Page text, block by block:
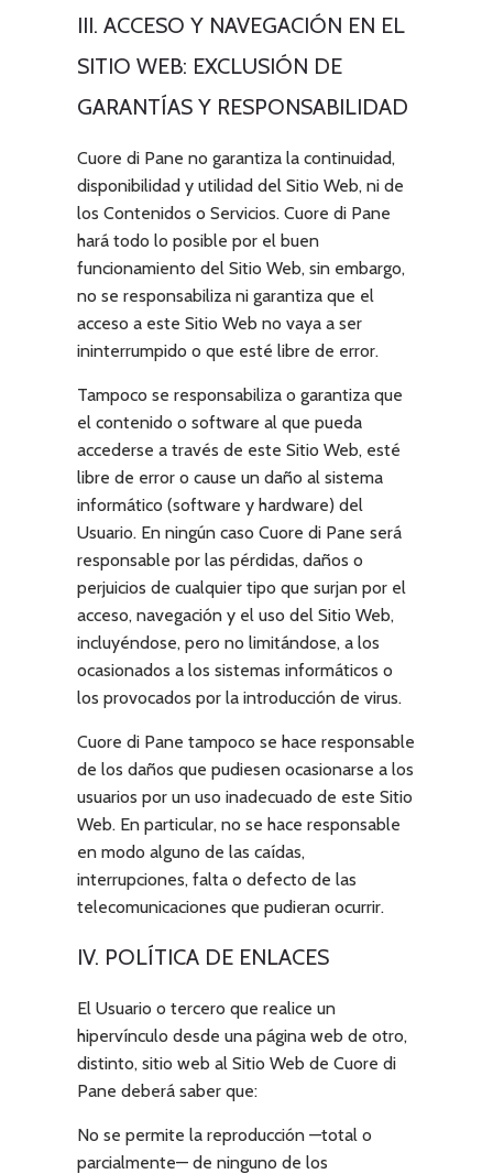
III. ACCESO Y NAVEGACIÓN EN EL
SITIO WEB: EXCLUSIÓN DE
GARANTÍAS Y RESPONSABILIDAD
Cuore di Pane no garantiza la continuidad,
disponibilidad y utilidad del Sitio Web, ni de
los Contenidos o Servicios. Cuore di Pane
hará todo lo posible por el buen
funcionamiento del Sitio Web, sin embargo,
no se responsabiliza ni garantiza que el
acceso a este Sitio Web no vaya a ser
ininterrumpido o que esté libre de error.
Tampoco se responsabiliza o garantiza que
el contenido o software al que pueda
accederse a través de este Sitio Web, esté
libre de error o cause un daño al sistema
informático (software y hardware) del
Usuario. En ningún caso Cuore di Pane será
responsable por las pérdidas, daños o
perjuicios de cualquier tipo que surjan por el
acceso, navegación y el uso del Sitio Web,
incluyéndose, pero no limitándose, a los
ocasionados a los sistemas informáticos o
los provocados por la introducción de virus.
Cuore di Pane tampoco se hace responsable
de los daños que pudiesen ocasionarse a los
usuarios por un uso inadecuado de este Sitio
Web. En particular, no se hace responsable
en modo alguno de las caídas,
interrupciones, falta o defecto de las
telecomunicaciones que pudieran ocurrir.
IV. POLÍTICA DE ENLACES
El Usuario o tercero que realice un
hipervínculo desde una página web de otro,
distinto, sitio web al Sitio Web de Cuore di
Pane deberá saber que:
No se permite la reproducción —total o
parcialmente— de ninguno de los